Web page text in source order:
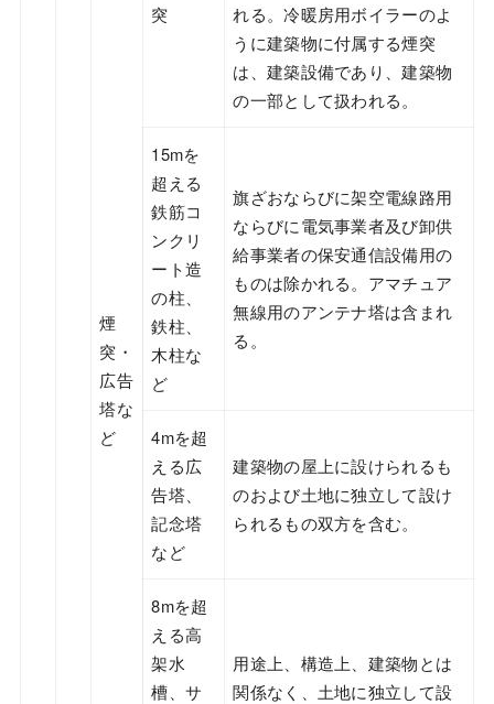
煙
突・
広告
塔な
ど
突
れる。冷暖房用ボイラーのよ
うに建築物に付属する煙突
は、建築設備であり、建築物
の一部として扱われる。
15mを
超える
鉄筋コ
ンクリ
ート造
の柱、
鉄柱、
木柱な
ど
旗ざおならびに架空電線路用
ならびに電気事業者及び卸供
給事業者の保安通信設備用の
ものは除かれる。アマチュア
無線用のアンテナ塔は含まれ
る。
4mを超
える広
告塔、
記念塔
など
建築物の屋上に設けられるも
のおよび土地に独立して設け
られるもの双方を含む。
8mを超
える高
架水
槽、サ
用途上、構造上、建築物とは
関係なく、土地に独立して設